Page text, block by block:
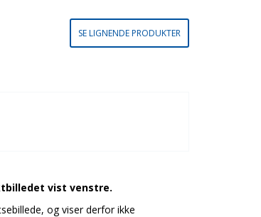
SE LIGNENDE PRODUKTER
vist venstre.
og viser derfor ikke